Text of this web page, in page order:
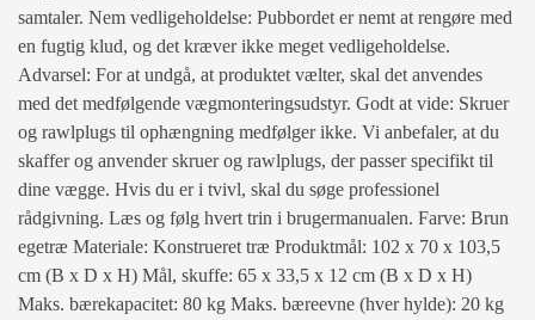
samtaler. Nem vedligeholdelse: Pubbordet er nemt at rengøre med
en fugtig klud, og det kræver ikke meget vedligeholdelse.
Advarsel: For at undgå, at produktet vælter, skal det anvendes
med det medfølgende vægmonteringsudstyr. Godt at vide: Skruer
og rawlplugs til ophængning medfølger ikke. Vi anbefaler, at du
skaffer og anvender skruer og rawlplugs, der passer specifikt til
dine vægge. Hvis du er i tvivl, skal du søge professionel
rådgivning. Læs og følg hvert trin i brugermanualen. Farve: Brun
egetræ Materiale: Konstrueret træ Produktmål: 102 x 70 x 103,5
cm (B x D x H) Mål, skuffe: 65 x 33,5 x 12 cm (B x D x H)
Maks. bærekapacitet: 80 kg Maks. bæreevne (hver hylde): 20 kg